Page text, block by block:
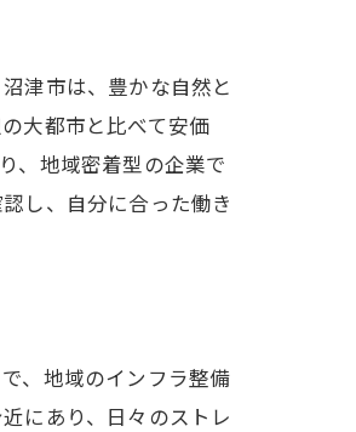
津市は、豊かな自然と
大都市と比べて安価
、地域密着型の企業で
し、自分に合った働き
、地域のインフラ整備
にあり、日々のストレ